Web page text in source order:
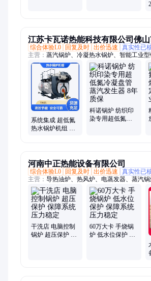
江苏卡瓦诺热能科技有限公司佛
司
综合体验L0
回复及时 出价迅速 真实性已
主营： 蒸汽锅炉、冷凝热水锅炉、智能工业
器、电热水机组
系统集成 超低氮
热水锅炉机组 冷
科诺锅炉 纺织印
染专用超低氮冷
河南中正热能设备有限公司
综合体验L0
回复及时 出价迅速 真实性已
主营： 导热油炉、热风炉、电蒸发器、蒸汽
锅炉、导热油锅炉、燃气锅炉、燃油锅炉、
锅炉、取暖锅炉、导热锅炉、燃气蒸汽锅炉、
炉、工业商用锅炉、冷凝常压锅炉、蒸发器、
汽发生器、木材防腐阻燃罐、燃气蒸发器、真
热载体炉
干洗店 电脑控制
锅炉 超压保护 保
60万大卡 手烧锅
炉 低水位保护 保